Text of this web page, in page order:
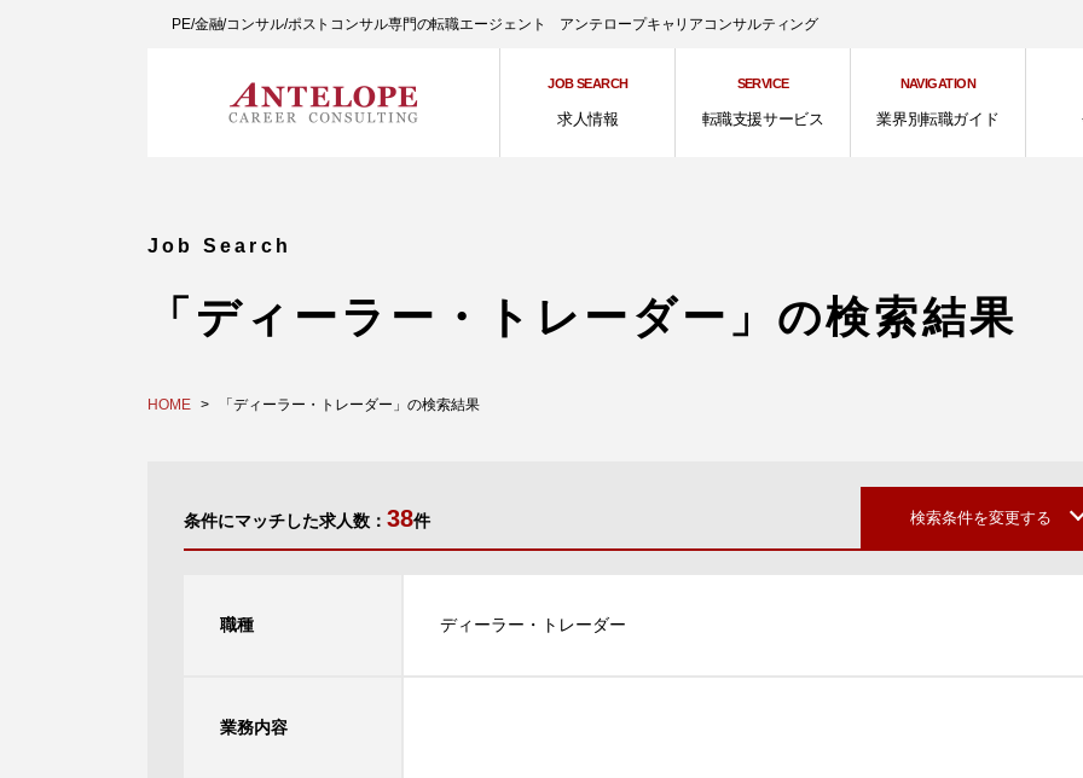
PE/金融/コンサル/ポストコンサル専門の転職エージェント アンテロープキャリアコンサルティング
JOB SEARCH
求人情報
SERVICE
転職支援サービス
NAVIGATION
業界別転職ガイド
Job Search
「ディーラー・トレーダー」の検索結果
HOME 「ディーラー・トレーダー」の検索結果
条件にマッチした求人数： 38件 検索条件を変更する
職種 ディーラー・トレーダー
業務内容